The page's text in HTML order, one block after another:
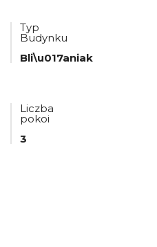
Typ
Budynku
Bli\u017aniak
Liczba
pokoi
3